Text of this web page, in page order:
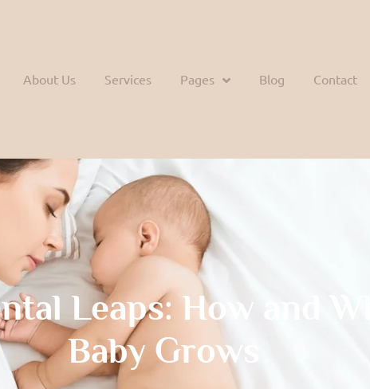
About Us Services Pages Blog Contact
Leaps: How and
Baby Grows